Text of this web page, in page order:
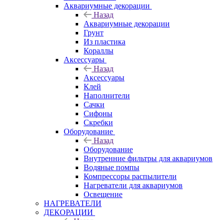
Аквариумные декорации
Назад
Аквариумные декорации
Грунт
Из пластика
Кораллы
Аксессуары
Назад
Аксессуары
Клей
Наполнители
Сачки
Сифоны
Скребки
Оборудование
Назад
Оборудование
Внутренние фильтры для аквариумов
Водяные помпы
Компрессоры распылители
Нагреватели для аквариумов
Освещение
НАГРЕВАТЕЛИ
ДЕКОРАЦИИ